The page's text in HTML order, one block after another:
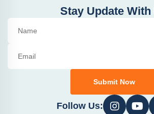
Stay Update With
Submit Now
Follow Us: